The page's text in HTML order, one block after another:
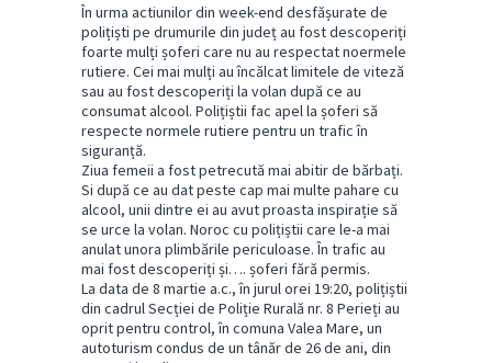
În urma actiunilor din week-end desfășurate de
polițiști pe drumurile din județ au fost descoperiți
foarte mulți șoferi care nu au respectat noermele
rutiere. Cei mai mulți au încălcat limitele de viteză
sau au fost descoperiți la volan după ce au
consumat alcool. Polițiștii fac apel la șoferi să
respecte normele rutiere pentru un trafic în
siguranță.
Ziua femeii a fost petrecută mai abitir de bărbați.
Si după ce au dat peste cap mai multe pahare cu
alcool, unii dintre ei au avut proasta inspirație să
se urce la volan. Noroc cu polițiștii care le-a mai
anulat unora plimbările periculoase. În trafic au
mai fost descoperiți și…. șoferi fără permis.
La data de 8 martie a.c., în jurul orei 19:20, polițiștii
din cadrul Secției de Poliție Rurală nr. 8 Perieți au
oprit pentru control, în comuna Valea Mare, un
autoturism condus de un tânăr de 26 de ani, din